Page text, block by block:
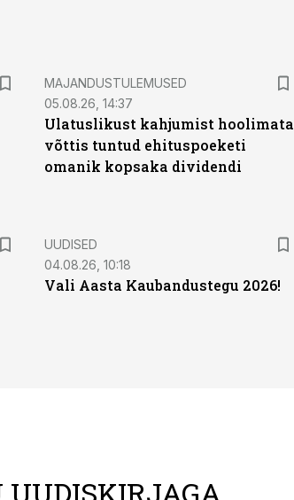
MAJANDUSTULEMUSED
05.08.26, 14:37
Ulatuslikust kahjumist hoolimata
võttis tuntud ehituspoeketi
omanik kopsaka dividendi
UUDISED
04.08.26, 10:18
Vali Aasta Kaubandustegu 2026!